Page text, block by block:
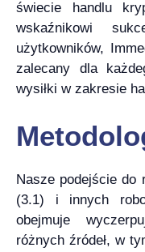
świecie handlu
wskaźnikowi
użytkowników,
zalecany dla
wysiłki w zakresie
Nasze podejście do
(3.1) i innych
obejmuje
różnych źródeł, w